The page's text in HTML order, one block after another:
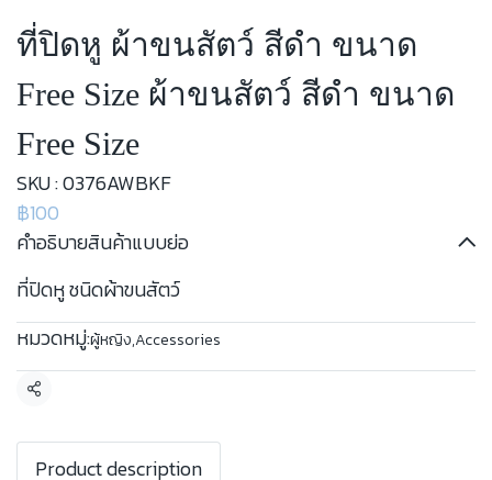
ที่ปิดหู ผ้าขนสัตว์ สีดำ ขนาด
Free Size ผ้าขนสัตว์ สีดำ ขนาด
Free Size
SKU : 0376AWBKF
฿100
คำอธิบายสินค้าแบบย่อ
ที่ปิดหู ชนิดผ้าขนสัตว์
หมวดหมู่:ผู้หญิง,Accessories
แชร์
Product description